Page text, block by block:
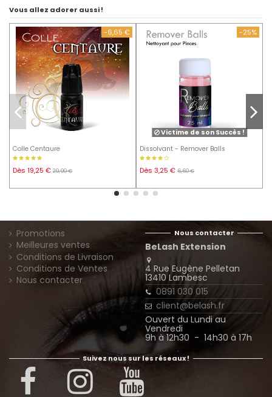
Vous allez adorer aussi !
-6,65 €
Colle Centaure
Dès 19,25 € 29,90 €
-25%
Victime de son Succès !
Dissolvant - Remover Balls
Dès 3,25 € 6,60 €
Promotions
Meilleures ventes
Conditions de Livraison
Conditions de Ventes
Nous contacter
Nous contacter
BeLash Extension
4 Rue Eugène Pelletan
13410 Lambesc
0891 030 015
client@belash.fr
Ouvert du Lundi au
Vendredi
9h à 12h30 - 14h30 à 17h
Suivez nous sur les réseaux !